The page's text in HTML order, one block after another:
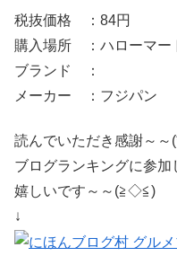
税抜価格 ：84円
購入場所 ：ハローマー
ブランド ：
メーカー ：フジパン
読んでいただき感謝～
ブログランキングに参
嬉しいです～～(≧◇≦)
↓